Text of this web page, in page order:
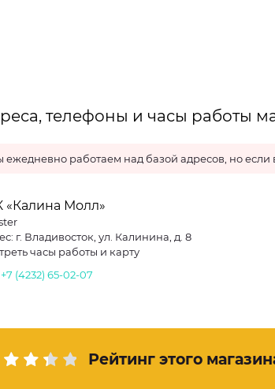
телефоны и часы работы
ежедневно работаем над базой адресов, но
«Калина Молл»
г. Владивосток, ул. Калинина, д. 8
часы работы и карту
+7 (4232) 65-02-07
Рейтинг этого